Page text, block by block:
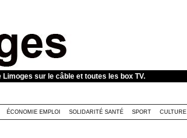
sur le câble et toutes les box TV.
ÉCONOMIE EMPLOI SOLIDARITÉ SANTÉ SPORT CULTURE